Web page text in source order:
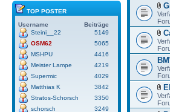
TOP POSTER
Username
Beiträge
Steini__22
5149
OSM62
5065
MSHPU
4416
Meister Lampe
4219
Supermic
4029
Matthias K
3842
Stratos-Schorsch
3350
schorsch
3249